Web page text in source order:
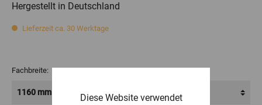
Hergestellt in Deutschland
Lieferzeit ca. 30 Werktage
Fachbreite:
Diese Website verwendet